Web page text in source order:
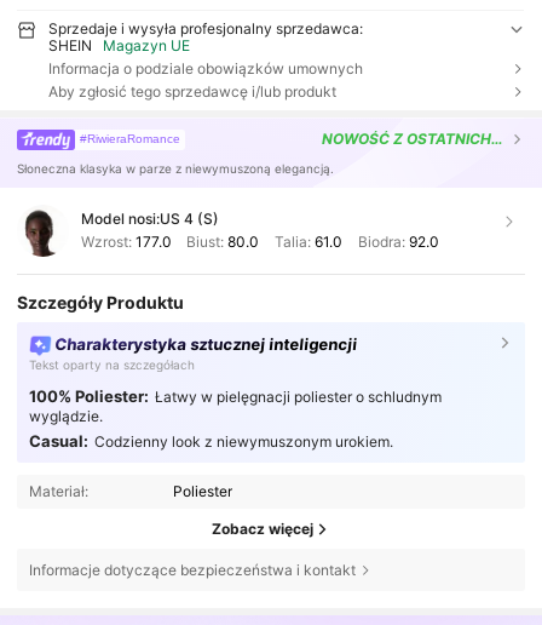
Sprzedaje i wysyła profesjonalny sprzedawca:
SHEIN
Magazyn UE
Informacja o podziale obowiązków umownych
Aby zgłosić tego sprzedawcę i/lub produkt
#RiwieraRomance NOWOŚĆ Z OSTATNICH 7 DNI
Słoneczna klasyka w parze z niewymuszoną elegancją.
Model nosi:US 4 (S)
Wzrost: 177.0 Biust:80.0 Talia: 61.0 Biodra: 92.0
Szczegóły Produktu
Charakterystyka sztucznej inteligencji
Tekst oparty na szczegółach
100% Poliester: Łatwy w pielęgnacji poliester o schludnym
wyglądzie.
Casual: Codzienny look z niewymuszonym urokiem.
Materiał: Poliester
Zobacz więcej
Informacje dotyczące bezpieczeństwa i kontakt